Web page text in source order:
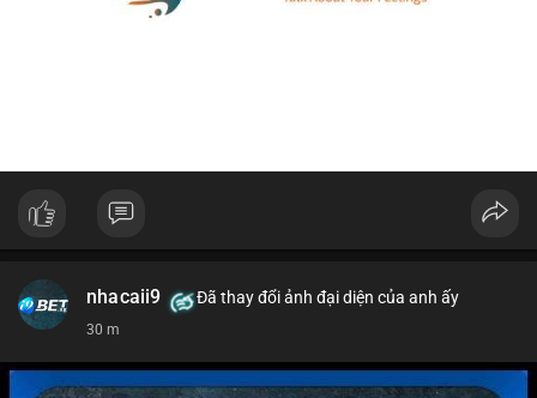
nhacaii9 Đã thay đổi ảnh đại diện của anh ấy
30 m